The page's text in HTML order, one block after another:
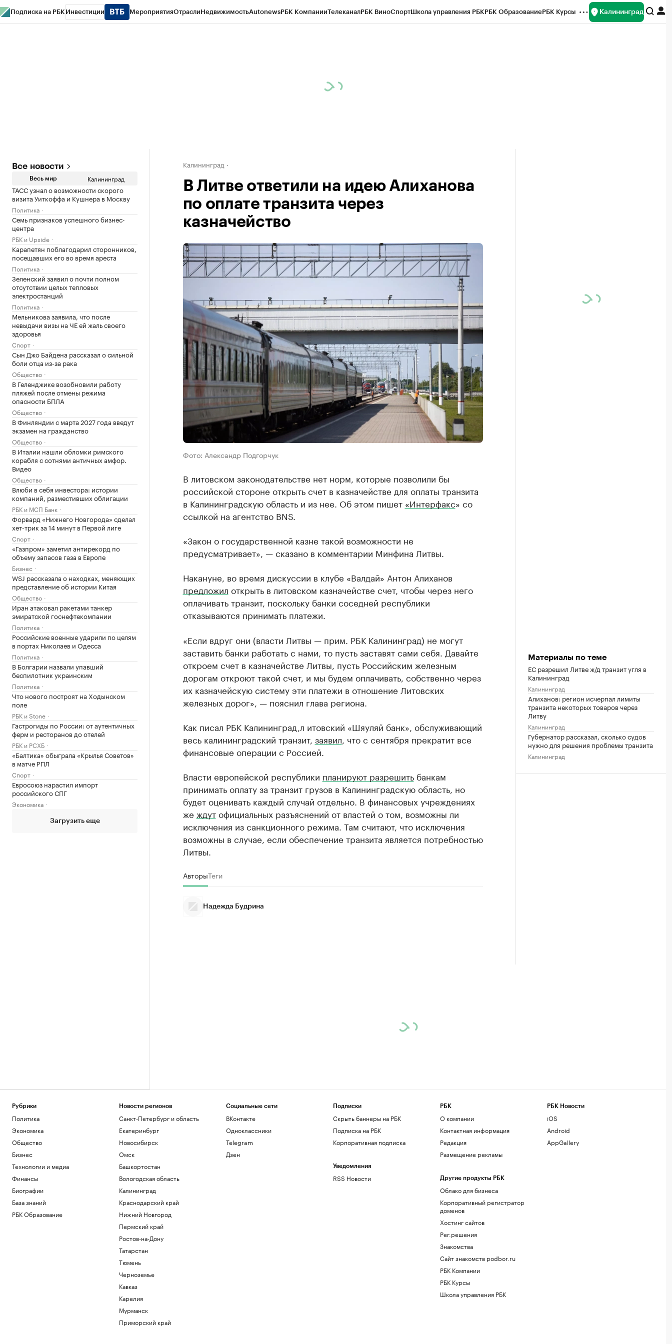
Подписка на РБК Инвестиции МероприятияОтраслиНедвижимостьAutonewsРБК КомпанииТелеканалРБК ВиноСпортШкола управления РБКРБК ОбразованиеРБК Курсы Калининград
Все новости
Весь мир Калининград
ТАСС узнал о возможности скорого
визита Уиткоффа и Кушнера в Москву
Политика
Семь признаков успешного бизнес-
центра
РБК и Upside
Карапетян поблагодарил сторонников,
посещавших его во время ареста
Политика
Зеленский заявил о почти полном
отсутствии целых тепловых
электростанций
Политика
Мельникова заявила, что после
невыдачи визы на ЧЕ ей жаль своего
здоровья
Спорт
Сын Джо Байдена рассказал о сильной
боли отца из-за рака
Общество
В Геленджике возобновили работу
пляжей после отмены режима
опасности БПЛА
Общество
В Финляндии с марта 2027 года введут
экзамен на гражданство
Общество
В Италии нашли обломки римского
корабля с сотнями античных амфор.
Видео
Общество
Влюби в себя инвестора: истории
компаний, разместивших облигации
РБК и МСП Банк
Форвард «Нижнего Новгорода» сделал
хет-трик за 14 минут в Первой лиге
Спорт
«Газпром» заметил антирекорд по
объему запасов газа в Европе
Бизнес
WSJ рассказала о находках, меняющих
представление об истории Китая
Общество
Иран атаковал ракетами танкер
эмиратской госнефтекомпании
Политика
Российские военные ударили по целям
в портах Николаев и Одесса
Политика
В Болгарии назвали упавший
беспилотник украинским
Политика
Что нового построят на Ходынском
поле
РБК и Stone
Гастрогиды по России: от аутентичных
ферм и ресторанов до отелей
РБК и РСХБ
«Балтика» обыграла «Крылья Советов»
в матче РПЛ
Спорт
Евросоюз нарастил импорт
российского СПГ
Экономика
Загрузить еще
Калининград
В Литве ответили на идею Алиханова
по оплате транзита через
казначейство
Фото: Александр Подгорчук
В литовском законодательстве нет норм, которые позволили бы
российской стороне открыть счет в казначействе для оплаты транзита
в Калининградскую область и из нее. Об этом пишет «Интерфакс» со
ссылкой на агентство BNS.
«Закон о государственной казне такой возможности не
предусматривает», — сказано в комментарии Минфина Литвы.
Накануне, во время дискуссии в клубе «Валдай» Антон Алиханов
предложил открыть в литовском казначействе счет, чтобы через него
оплачивать транзит, поскольку банки соседней республики
отказываются принимать платежи.
«Если вдруг они (власти Литвы — прим. РБК Калининград) не могут
заставить банки работать с нами, то пусть заставят сами себя. Давайте
откроем счет в казначействе Литвы, пусть Российским железным
дорогам откроют такой счет, и мы будем оплачивать, собственно через
их казначейскую систему эти платежи в отношение Литовских
железных дорог», — пояснил глава региона.
Как писал РБК Калининград,л итовский «Шяуляй банк», обслуживающий
весь калининградский транзит, заявил , что с сентября прекратит все
финансовые операции с Россией.
Власти европейской республики планируют разрешитьбанкам
принимать оплату за транзит грузов в Калининградскую область, но
будет оценивать каждый случай отдельно. В финансовых учреждениях
же ждутофициальных разъяснений от властей о том, возможны ли
исключения из санкционного режима. Там считают, что исключения
возможны в случае, если обеспечение транзита является потребностью
Литвы.
АвторыТеги
Надежда Будрина
Материалы по теме
ЕС разрешил Литве ж/д транзит угля в
Калининград
Калининград
Алиханов: регион исчерпал лимиты
транзита некоторых товаров через
Литву
Калининград
Губернатор рассказал, сколько судов
нужно для решения проблемы транзита
Калининград
Рубрики
Политика
Экономика
Общество
Бизнес
Технологии и медиа
Финансы
Биографии
База знаний
РБК Образование
Новости регионов
Санкт-Петербург и область
Екатеринбург
Новосибирск
Омск
Башкортостан
Вологодская область
Калининград
Краснодарский край
Нижний Новгород
Пермский край
Ростов-на-Дону
Татарстан
Тюмень
Черноземье
Кавказ
Карелия
Мурманск
Приморский край
Социальные сети
ВКонтакте
Одноклассники
Telegram
Дзен
Подписки
Скрыть баннеры на РБК
Подписка на РБК
Корпоративная подписка
Уведомления
RSS Новости
РБК
О компании
Контактная информация
Редакция
Размещение рекламы
Другие продукты РБК
Облако для бизнеса
Корпоративный регистратор
доменов
Хостинг сайтов
Рег.решения
Знакомства
Сайт знакомств podbor.ru
РБК Компании
РБК Курсы
Школа управления РБК
РБК Новости
iOS
Android
AppGallery